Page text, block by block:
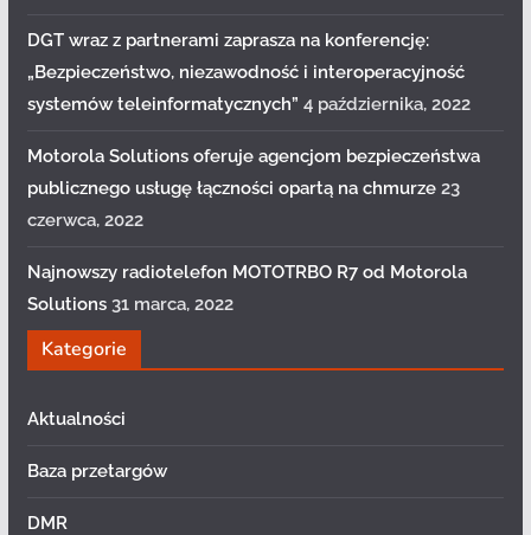
DGT wraz z partnerami zaprasza na konferencję:
„Bezpieczeństwo, niezawodność i interoperacyjność
systemów teleinformatycznych” 4 października, 2022
Motorola Solutions oferuje agencjom bezpieczeństwa
publicznego usługę łączności opartą na chmurze 23
czerwca, 2022
Najnowszy radiotelefon MOTOTRBO R7 od Motorola
Solutions 31 marca, 2022
Kategorie
Aktualności
Baza przetargów
DMR